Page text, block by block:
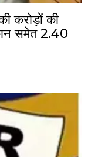
करोड़ों की
समेत 2.40